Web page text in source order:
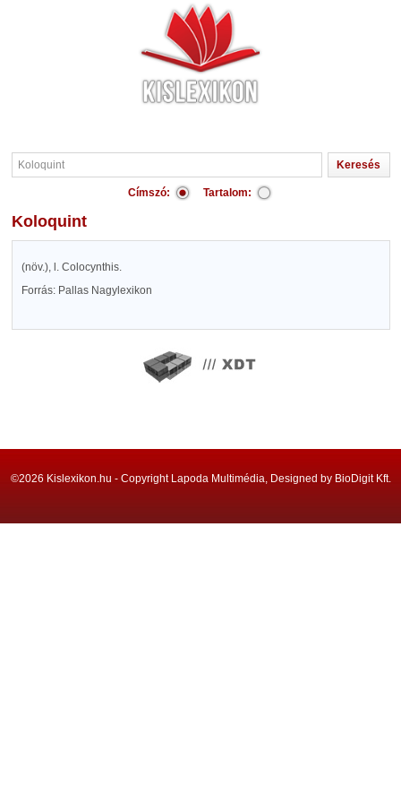
Címszó: Tartalom:
Koloquint
(növ.), l. Colocynthis.
Forrás: Pallas Nagylexikon
©2026 Kislexikon.hu - Copyright Lapoda Multimédia, Designed by BioDigit Kft.